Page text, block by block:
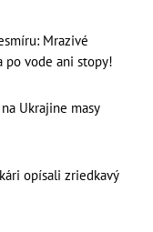
Mrazivé
po vode ani stopy!
Ukrajine masy
opísali zriedkavý